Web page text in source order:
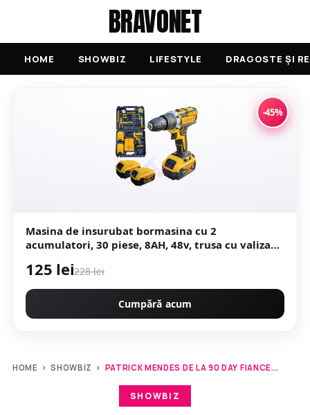
BRAVONET
HOME SHOWBIZ LIFESTYLE DRAGOSTE ȘI
-45%
Masina de insurubat bormasina cu 2
acumulatori, 30 piese, 8AH, 48v, trusa cu valiza
125 lei228 lei
Cumpără acum
HOME ›SHOWBIZ › PATRICK MENDES DE LA 90 DAY FIANCE...
SHOWBIZ